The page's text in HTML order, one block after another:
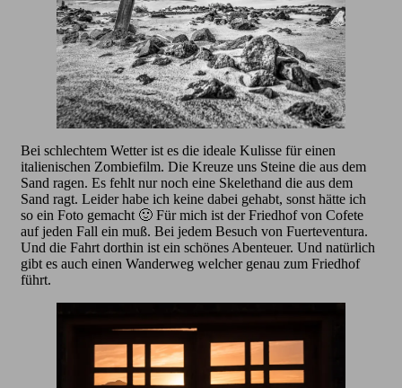
Bei schlechtem Wetter ist es die ideale Kulisse für einen
italienischen Zombiefilm. Die Kreuze uns Steine die aus dem
Sand ragen. Es fehlt nur noch eine Skelethand die aus dem
Sand ragt. Leider habe ich keine dabei gehabt, sonst hätte ich
so ein Foto gemacht 🙂 Für mich ist der Friedhof von Cofete
auf jeden Fall ein muß. Bei jedem Besuch von Fuerteventura.
Und die Fahrt dorthin ist ein schönes Abenteuer. Und natürlich
gibt es auch einen Wanderweg welcher genau zum Friedhof
führt.